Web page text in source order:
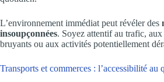
L’environnement immédiat peut révéler des
insoupçonnées. Soyez attentif au trafic, aux
bruyants ou aux activités potentiellement
Transports et commerces : l’accessibilité au